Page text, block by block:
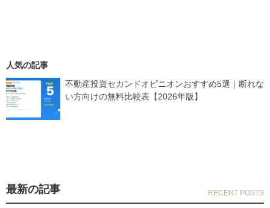
不動産投資セカンドオピニオンおすすめ5選｜断れな
い方向けの無料比較表【2026年版】
人気の記事
最新の記事